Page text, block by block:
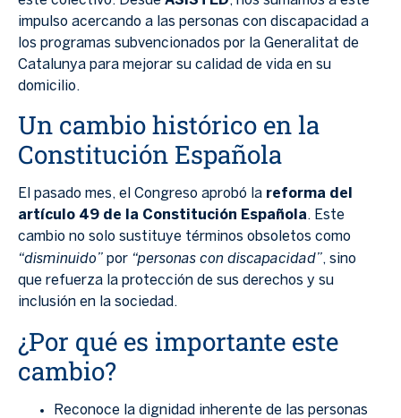
impulso acercando a las personas con discapacidad a
los programas subvencionados por la Generalitat de
Catalunya para mejorar su calidad de vida en su
domicilio.
Un cambio histórico en la
Constitución Española
El pasado mes, el Congreso aprobó la reforma del
artículo 49 de la Constitución Española. Este
cambio no solo sustituye términos obsoletos como
“disminuido” por “personas con discapacidad”, sino
que refuerza la protección de sus derechos y su
inclusión en la sociedad.
¿Por qué es importante este
cambio?
Reconoce la dignidad inherente de las personas